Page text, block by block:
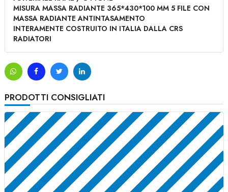
MISURA MASSA RADIANTE 365*430*100 MM 5 FILE CON
MASSA RADIANTE ANTINTASAMENTO
INTERAMENTE COSTRUITO IN ITALIA DALLA CRS
RADIATORI
PRODOTTI CONSIGLIATI